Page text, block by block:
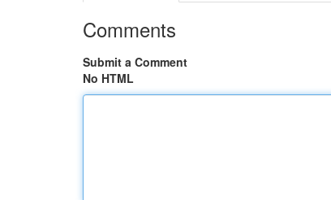
Comments
Submit a Comment
No HTML